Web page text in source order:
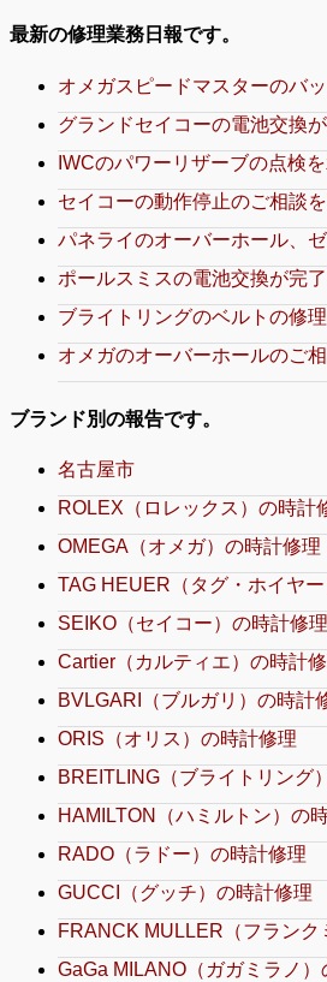
最新の修理業務日報です。
オメガスピードマスターのバ
グランドセイコーの電池交換
IWCのパワーリザーブの点検
セイコーの動作停止のご相談
パネライのオーバーホール、
ポールスミスの電池交換が完
ブライトリングのベルトの修
オメガのオーバーホールのご
ブランド別の報告です。
名古屋市
ROLEX（ロレックス）の時計
OMEGA（オメガ）の時計修理
TAG HEUER（タグ・ホイヤ
SEIKO（セイコー）の時計修理
Cartier（カルティエ）の時計
BVLGARI（ブルガリ）の時計
ORIS（オリス）の時計修理
BREITLING（ブライトリング
HAMILTON（ハミルトン）の
RADO（ラドー）の時計修理
GUCCI（グッチ）の時計修理
FRANCK MULLER（フランク
GaGa MILANO（ガガミラノ）